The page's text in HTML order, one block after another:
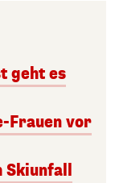
geht es
Frauen vor
Skiunfall